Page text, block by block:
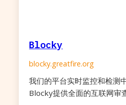
Blocky
blocky.greatfire.org
我们的平台实时监控和检测
Blocky提供全面的互联网审